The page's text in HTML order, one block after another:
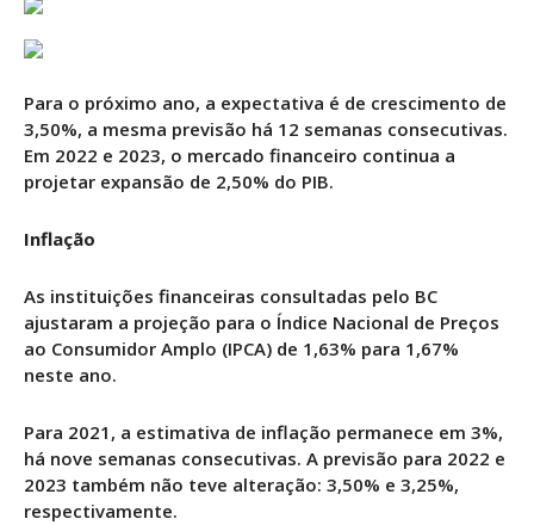
Para o próximo ano, a expectativa é de crescimento de
3,50%, a mesma previsão há 12 semanas consecutivas.
Em 2022 e 2023, o mercado financeiro continua a
projetar expansão de 2,50% do PIB.
Inflação
As instituições financeiras consultadas pelo BC
ajustaram a projeção para o Índice Nacional de Preços
ao Consumidor Amplo (IPCA) de 1,63% para 1,67%
neste ano.
Para 2021, a estimativa de inflação permanece em 3%,
há nove semanas consecutivas. A previsão para 2022 e
2023 também não teve alteração: 3,50% e 3,25%,
respectivamente.